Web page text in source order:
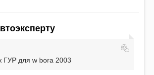
ГУР для w bora 2003